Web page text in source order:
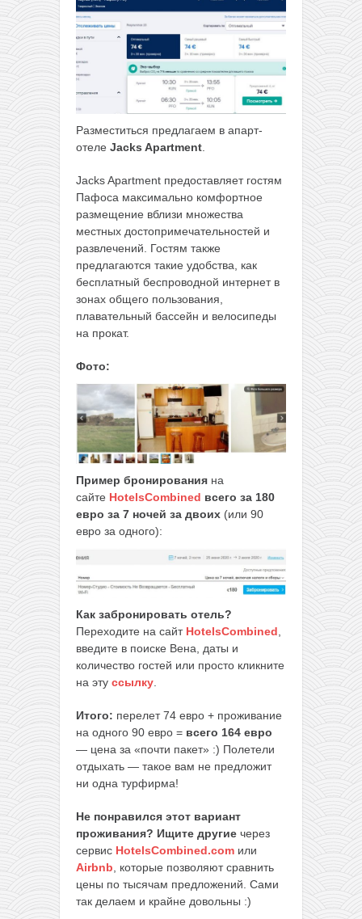
Разместиться предлагаем в апарт-
отеле Jacks Apartment
Jacks Apartment предоставляет гостям
Пафоса максимально комфортное
размещение вблизи множества
местных достопримечательностей и
развлечений. Гостям также
предлагаются такие удобства, как
бесплатный беспроводной интернет в
зонах общего пользования,
плавательный бассейн и велосипеды
на прокат.
Фото:
Пример бронирования на
сайте HotelsCombined всего за 180
евро за 7 ночей за двоих (или 90
евро за одного):
Как забронировать отель?
Переходите на сайт HotelsCombined,
введите в поиске Вена, даты и
количество гостей или просто кликните
на эту ссылку.
Итого: перелет 74 евро + проживание
на одного 90 евро = всего 164 евро
— цена за «почти пакет» :) Полетели
отдыхать — такое вам не предложит
ни одна турфирма!
Не понравился этот вариант
проживания? Ищите другие через
сервис HotelsCombined.com или
Airbnb, которые позволяют сравнить
цены по тысячам предложений. Сами
так делаем и крайне довольны :)